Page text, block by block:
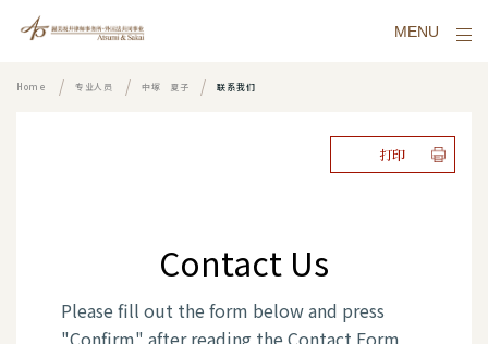
MENU
Home 专业人员 中塚 夏子 联系我们
打印